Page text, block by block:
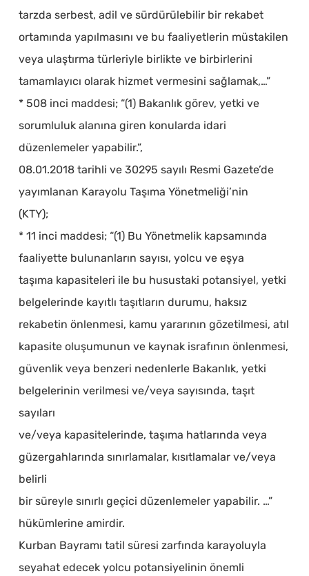
tarzda serbest, adil ve sürdürülebilir bir rekabet
ortamında yapılmasını ve bu faaliyetlerin müstakilen
veya ulaştırma türleriyle birlikte ve birbirlerini
tamamlayıcı olarak hizmet vermesini sağlamak,…”
* 508 inci maddesi; “(1) Bakanlık görev, yetki ve
sorumluluk alanına giren konularda idari
düzenlemeler yapabilir.”,
08.01.2018 tarihli ve 30295 sayılı Resmi Gazete’de
yayımlanan Karayolu Taşıma Yönetmeliği’nin
(KTY);
* 11 inci maddesi; “(1) Bu Yönetmelik kapsamında
faaliyette bulunanların sayısı, yolcu ve eşya
taşıma kapasiteleri ile bu husustaki potansiyel, yetki
belgelerinde kayıtlı taşıtların durumu, haksız
rekabetin önlenmesi, kamu yararının gözetilmesi, atıl
kapasite oluşumunun ve kaynak israfının önlenmesi,
güvenlik veya benzeri nedenlerle Bakanlık, yetki
belgelerinin verilmesi ve/veya sayısında, taşıt
sayıları
ve/veya kapasitelerinde, taşıma hatlarında veya
güzergahlarında sınırlamalar, kısıtlamalar ve/veya
belirli
bir süreyle sınırlı geçici düzenlemeler yapabilir. …”
hükümlerine amirdir.
Kurban Bayramı tatil süresi zarfında karayoluyla
seyahat edecek yolcu potansiyelinin önemli